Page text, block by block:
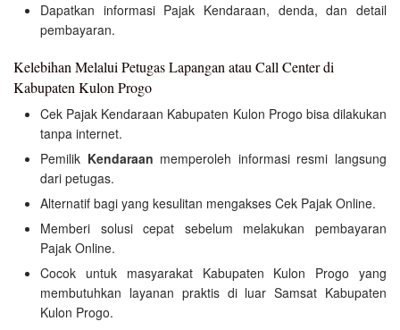
Dapatkan informasi Pajak Kendaraan, denda, dan detail
pembayaran.
Kelebihan Melalui Petugas Lapangan atau Call Center di
Kabupaten Kulon Progo
Cek Pajak Kendaraan Kabupaten Kulon Progo bisa dilakukan
tanpa internet.
Pemilik Kendaraan memperoleh informasi resmi langsung
dari petugas.
Alternatif bagi yang kesulitan mengakses Cek Pajak Online.
Memberi solusi cepat sebelum melakukan pembayaran
Pajak Online.
Cocok untuk masyarakat Kabupaten Kulon Progo yang
membutuhkan layanan praktis di luar Samsat Kabupaten
Kulon Progo.